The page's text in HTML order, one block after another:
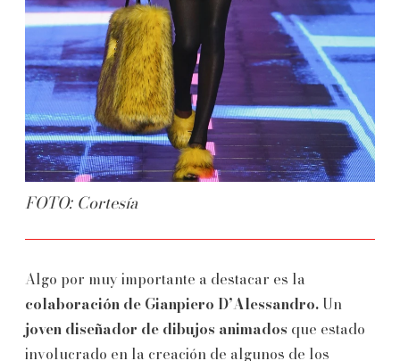
FOTO: Cortesía
Algo por muy importante a destacar es la
colaboración de Gianpiero D’Alessandro. Un
joven diseñador de dibujos animados que estado
involucrado en la creación de algunos de los